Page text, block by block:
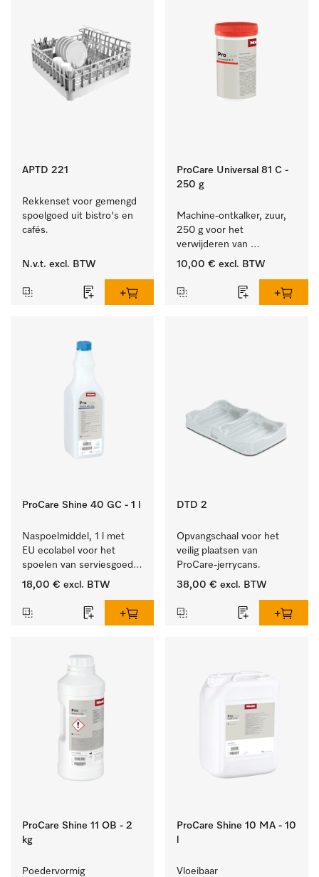
APTD 221
Rekkenset voor gemengd
spoelgoed uit bistro's en
cafés.
N.v.t. excl. BTW
ProCare Universal 81 C -
250 g
Machine-ontkalker, zuur,
250 g voor het
verwijderen van
hardnekkige kalkaanslag.
10,00 € excl. BTW
ProCare Shine 40 GC - 1 l
Naspoelmiddel, 1 l met
EU ecolabel voor het
spoelen van serviesgoed,
bestek en glazen.
18,00 € excl. BTW
DTD 2
Opvangschaal voor het
veilig plaatsen van
ProCare-jerrycans.
38,00 € excl. BTW
ProCare Shine 11 OB - 2
kg
Poedervormig
ProCare Shine 10 MA - 10
Vloeibaar